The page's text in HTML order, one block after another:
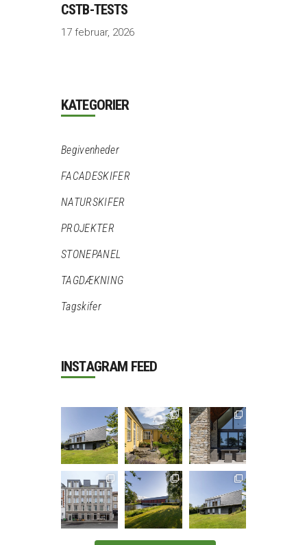
CSTB-TESTS
17 februar, 2026
KATEGORIER
Begivenheder
FACADESKIFER
NATURSKIFER
PROJEKTER
STONEPANEL
TAGDÆKNING
Tagskifer
INSTAGRAM FEED